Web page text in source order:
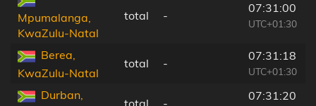
Mpumalanga,
KwaZulu-Natal
total -
07:31:00
UTC+01:30
Berea,
KwaZulu-Natal
total -
07:31:18
UTC+01:30
Durban,
07:31:20